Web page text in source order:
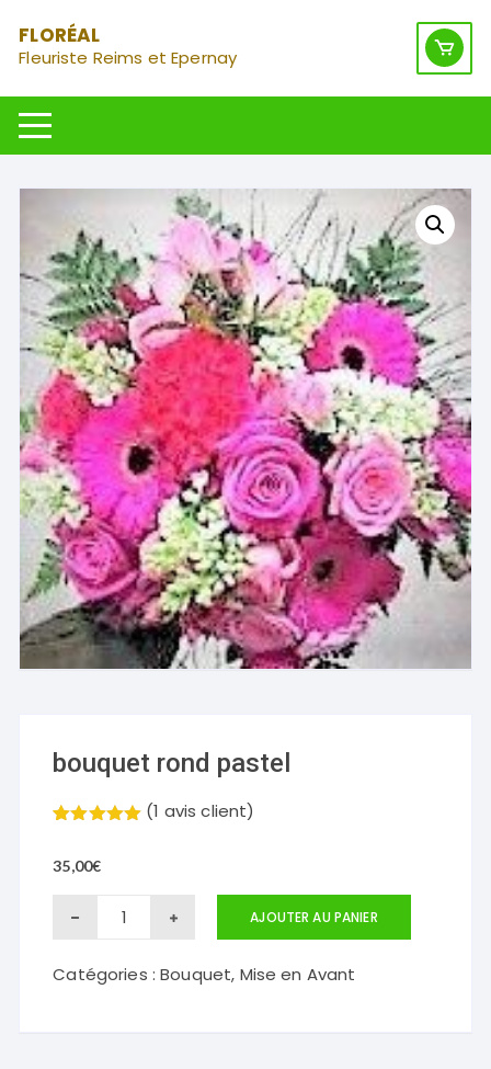
au
contenu
FLORÉAL
Fleuriste Reims et Epernay
bouquet rond pastel
basé sur
(1 avis client)
35,00€
quantité
bouquet
AJOUTER AU PANIER
Catégories :Bouquet, Mise en Avant